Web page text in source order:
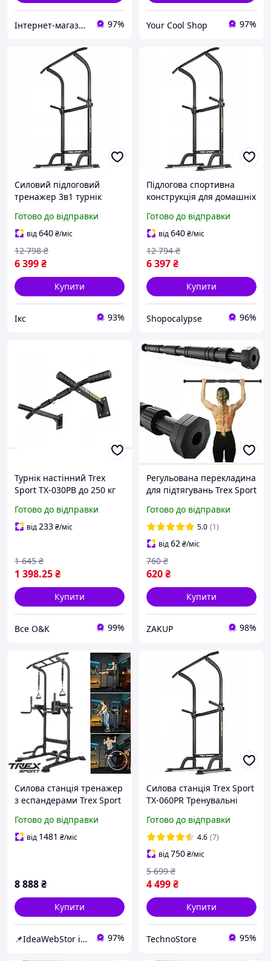
Інтернет-магазин якісних інструментів ''VERFO'' 97% Your Cool Shop 97%
Силовий підлоговий
тренажер 3в1 турнік
060PR 97 см,
стаціонарний
регульований комплект
стійка-турнік
Готово до відправки
від640₴/міс
6 399₴
12 798 ₴
Купити
Ікс 93%
Підлогова спортивна
конструкція для домашніх
зонами навантаження:
підтягування,
віджимання та
тренування
Готово до відправки
від640₴/міс
6 397₴
12 794 ₴
Купити
Shopocalypse 96%
Турнік настінний Trex
Sport TX-030PB до 250 кг
Готово до відправки
від233₴/міс
1 398.25₴
1 645 ₴
Купити
Все O&K 99%
Регульована перекладина
для підтягувань Trex Sport
дверний
Готово до відправки
5.0 (1)
від62₴/міс
620₴
760 ₴
Купити
ZAKUP 98%
Силова станція тренажер
з еспандерами Trex Sport
турнік і бруси для дому та
спортзалу
Готово до відправки
від 1481 ₴/міс
8 888₴
Купити
📌IdeaWebStor інтернет-магазин товарів для спорту 97%
Силова станція Trex Sport
TX-060PR Тренувальні
штанга для підтягувань
150 кг Турнік Брусья
Готово до відправки
4.6 (7)
від750₴/міс
4 499₴
5 699 ₴
Купити
TechnoStore 95%